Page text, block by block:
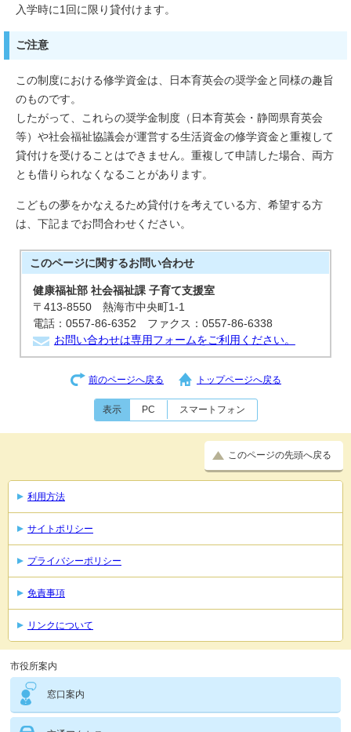
入学時に1回に限り貸付けます。
ご注意
この制度における修学資金は、日本育英会の奨学金と同様の趣旨
のものです。
したがって、これらの奨学金制度（日本育英会・静岡県育英会
等）や社会福祉協議会が運営する生活資金の修学資金と重複して
貸付けを受けることはできません。重複して申請した場合、両方
とも借りられなくなることがあります。
こどもの夢をかなえるため貸付けを考えている方、希望する方
は、下記までお問合わせください。
このページに関するお問い合わせ
健康福祉部 社会福祉課 子育て支援室
〒413-8550 熱海市中央町1-1
電話：0557-86-6352 ファクス：0557-86-6338
お問い合わせは専用フォームをご利用ください。
前のページへ戻る トップページへ戻る
表示 PC スマートフォン
このページの先頭へ戻る
利用方法
サイトポリシー
プライバシーポリシー
免責事項
リンクについて
市役所案内
窓口案内